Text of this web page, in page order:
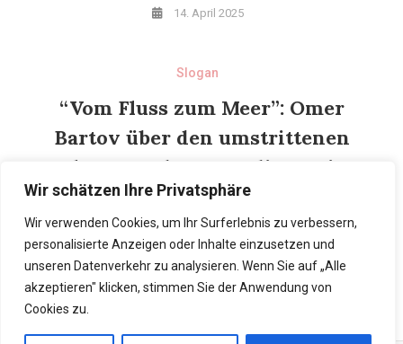
Wir schätzen Ihre Privatsphäre
Wir verwenden Cookies, um Ihr Surferlebnis zu verbessern,
personalisierte Anzeigen oder Inhalte einzusetzen und
unseren Datenverkehr zu analysieren. Wenn Sie auf „Alle
akzeptieren" klicken, stimmen Sie der Anwendung von
Cookies zu.
14. April 2025
Slogan
“Vom Fluss zum Meer”: Omer
Bartov über den umstrittenen
Slogan und warum die Zwei-
Staaten-Lösung nicht
realisierbar ist
7. April 2025